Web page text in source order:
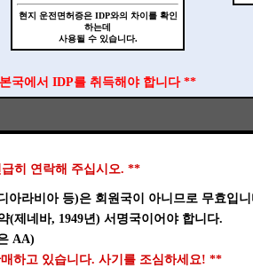
현지 운전면허증은 IDP와의 차이를 확인
하는데
사용될 수 있습니다.
국에서 IDP를 취득해야 합니다 **
히 연락해 주십시오. **
아라비아 등)은 회원국이 아니므로 무효입
제네바, 1949년) 서명국이어야 합니다.
AA)
하고 있습니다. 사기를 조심하세요! **